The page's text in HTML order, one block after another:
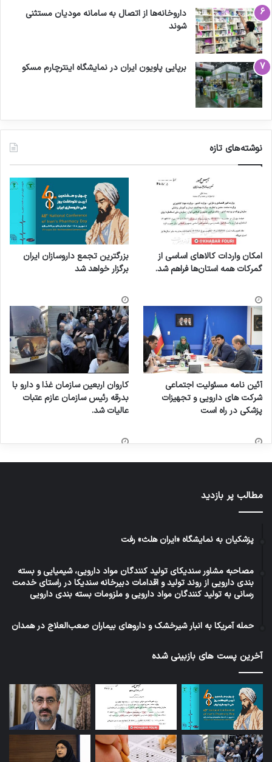
داروخانه‌ها از اتصال به سامانه مودیان مستثنی
شوند
برپایی پاویون ایران در نمایشگاه اینترچارم مسکو
نوشته‌های تازه
امکان واردات کالاهای اساسی از
گمرکات همه استان‌ها فراهم شد.
بزرگترین تجمع داروسازان ایران
برگزار خواهد شد
آئین نامه مسئولیت اجتماعی
شرکت های دارویی و تجهیزات
پزشکی در راه است
کاروان اربعین سازمان غذا و دارو با
بدرقه رئیس سازمان عازم عتبات
عالیات شد.
مطالب پر بازدید
پزشکیان به نمایشگاه «ایران هلث» رفت
مصاحبه مشاور سندیکای تولید کنندگان مواد دارویی، شیمیایی و بسته
بندی دارویی از روند تولید و اقدامات دبیرخانه سندیکا در راستای خدمت
رسانی به تولید کنندگان مواد دارویی و ملزومات بسته بندی دارویی
حمله آمریکا به انبار شیرخشک و داروهای بیماران صعب‌العلاج در همدان
آخرین پست های بازبینی شده